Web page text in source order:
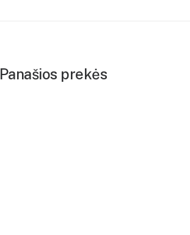
Panašios prekės